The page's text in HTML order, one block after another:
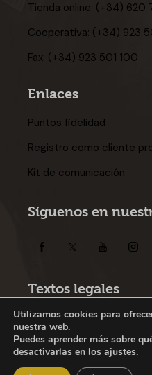
Tienda online: (+34) 620
Cooperativa: (+34) 923
Fax: (+34) 923 501 100
Enlaces
Puntos fidelidad
Registro como cliente
Kit de comunicación
Síguenos en
Textos legales
Política de privacidad|
cookies|
Utilizamos cookies para
nuestra web.
Puedes aprender más sobre
desactivarlas en los ajustes.